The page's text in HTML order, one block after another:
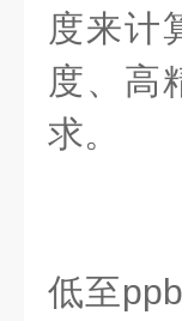
度来计
度、高
求。
1.
低至